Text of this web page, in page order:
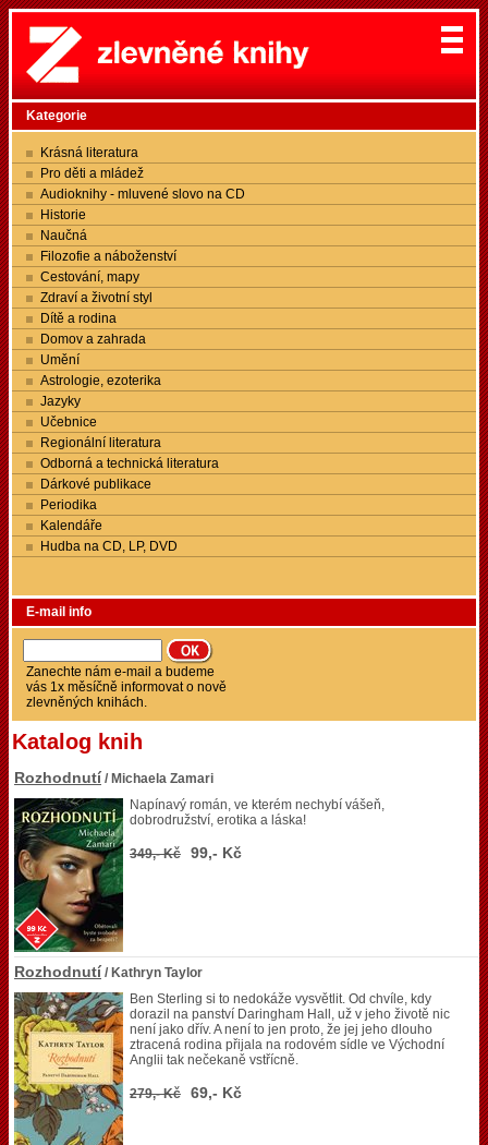
Kategorie
Krásná literatura
Pro děti a mládež
Audioknihy - mluvené slovo na CD
Historie
Naučná
Filozofie a náboženství
Cestování, mapy
Zdraví a životní styl
Dítě a rodina
Domov a zahrada
Umění
Astrologie, ezoterika
Jazyky
Učebnice
Regionální literatura
Odborná a technická literatura
Dárkové publikace
Periodika
Kalendáře
Hudba na CD, LP, DVD
E-mail info
Zanechte nám e-mail a budeme
vás 1x měsíčně informovat o nově
zlevněných knihách.
Katalog knih
Rozhodnutí / Michaela Zamari
Napínavý román, ve kterém nechybí vášeň,
dobrodružství, erotika a láska!
349,- Kč 99,- Kč
Rozhodnutí / Kathryn Taylor
Ben Sterling si to nedokáže vysvětlit. Od chvíle, kdy
dorazil na panství Daringham Hall, už v jeho životě nic
není jako dřív. A není to jen proto, že jej jeho dlouho
ztracená rodina přijala na rodovém sídle ve Východní
Anglii tak nečekaně vstřícně.
279,- Kč 69,- Kč